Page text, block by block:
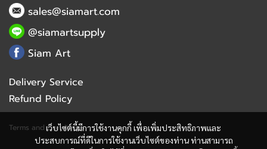
เว็บไซต์นี้มีการใช้งานคุกกี้ เพื่อเพิ่มประสิทธิภาพและ
ประสบการณ์ที่ดีในการใช้งานเว็บไซต์ของท่าน ท่านสามารถ
sales@siamart.com
@siamartsupply
Siam Art
Delivery Service
Refund Policy
Terms and Conditions